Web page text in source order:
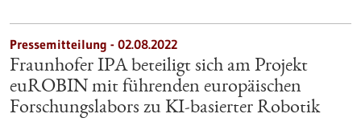
Pressemitteilung - 02.08.2022
Fraunhofer IPA beteiligt sich am Projekt
euROBIN mit führenden europäischen
Forschungslabors zu KI-basierter Robotik